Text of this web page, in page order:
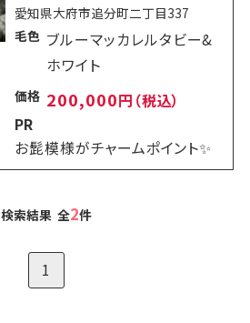
愛知県大府市追分町二丁目337
毛色 ブルーマッカレルタビー&
ホワイト
価格 200,000円（税込）
PR
お髭模様がチャームポイント✨
検索結果 全2件
1